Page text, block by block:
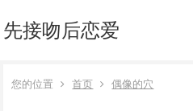
先接吻后恋爱
您的位置 首页 偶像的穴